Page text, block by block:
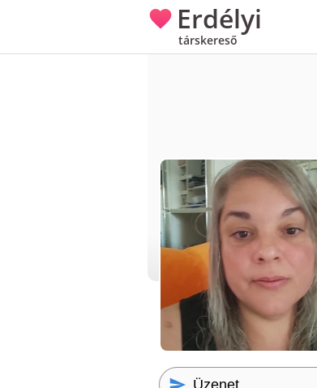
Erdélyi
társkereső
Üzenet